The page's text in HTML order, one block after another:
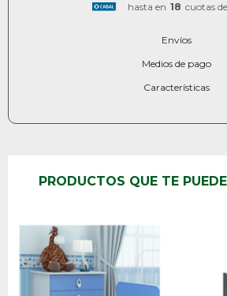
hasta en 18 cuotas de
Envíos
Medios de pago
Características
PRODUCTOS QUE TE